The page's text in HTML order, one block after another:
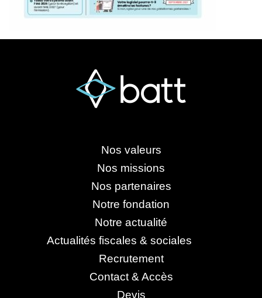
Nos valeurs
Nos missions
Nos partenaires
Notre fondation
Notre actualité
Actualités fiscales & sociales
Recrutement
Contact & Accès
Devis